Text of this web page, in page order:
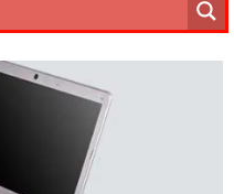
10 Ago